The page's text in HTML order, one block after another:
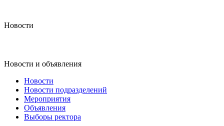
Новости
Новости и объявления
Новости
Новости подразделений
Мероприятия
Объявления
Выборы ректора